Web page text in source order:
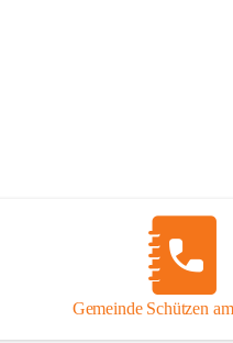
Gemeinde Schützen